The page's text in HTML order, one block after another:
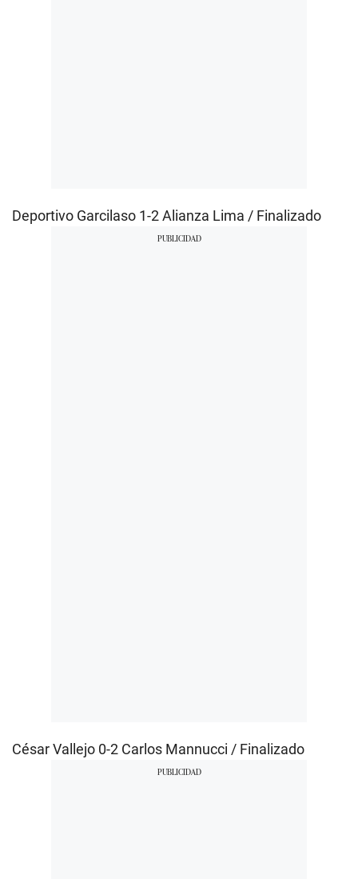
Deportivo Garcilaso 1-2 Alianza Lima / Finalizado
César Vallejo 0-2 Carlos Mannucci / Finalizado